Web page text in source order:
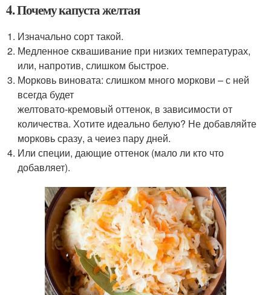
4. Почему капуста желтая
Изначально сорт такой.
Медленное сквашивание при низких температурах,
или, напротив, слишком быстрое.
Морковь виновата: слишком много моркови – с ней
всегда будет
желтовато-кремовый оттенок, в зависимости от
количества. Хотите идеально белую? Не добавляйте
морковь сразу, а чеиез пару дней.
Или специи, дающие оттенок (мало ли кто что
добавляет).